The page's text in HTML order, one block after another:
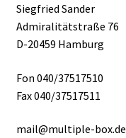
Siegfried Sander
Admiralitätstraße 76
D-20459 Hamburg
Fon 040/37517510
Fax 040/37517511
mail@multiple-box.de